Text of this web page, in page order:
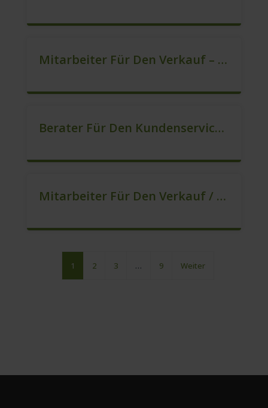
Mitarbeiter Für Den Verkauf – Quereinstieg Möglich (m/w/d)
Berater Für Den Kundenservice (Außendienst) (m/w/d)
Mitarbeiter Für Den Verkauf / Vertrieb (m/w/d)
1 2 3 … 9 Weiter